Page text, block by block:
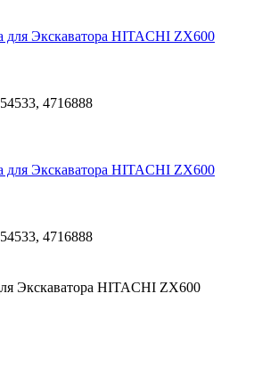
4716888
4716888
Экскаватора HITACHI ZX600